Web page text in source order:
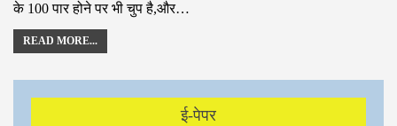
के 100 पार होने पर भी चुप है,और…
READ MORE...
ई-पेपर